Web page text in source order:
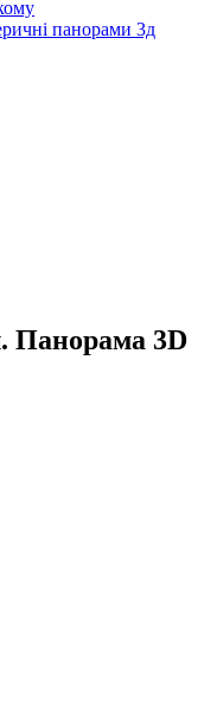
панорами 3д
Панорама 3D